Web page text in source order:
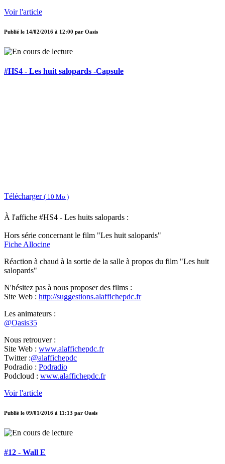
Voir l'article
Publié le 14/02/2016 à 12:00 par Oasis
#HS4 - Les huit salopards -Capsule
Télécharger ( 10 Mo )
À l'affiche #HS4 - Les huits salopards :
Hors série concernant le film "Les huit salopards"
Fiche Allocine
Réaction à chaud à la sortie de la salle à propos du film "Les huit
salopards"
N'hésitez pas à nous proposer des films :
Site Web : http://suggestions.alaffichepdc.fr
Les animateurs :
@Oasis35
Nous retrouver :
Site Web : www.alaffichepdc.fr
Twitter :@alaffichepdc
Podradio : Podradio
Podcloud : www.alaffichepdc.fr
Voir l'article
Publié le 09/01/2016 à 11:13 par Oasis
#12 - Wall E